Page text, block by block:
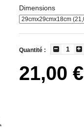
Dimensions
Quantité :
21,00 €